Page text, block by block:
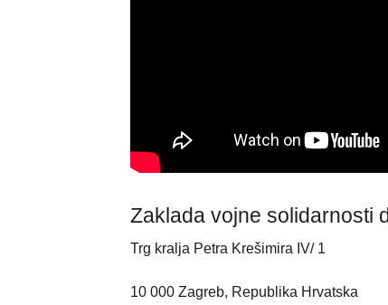
Zaklada vojne solidarnosti
Trg kralja Petra Krešimira IV/ 1
10 000 Zagreb, Republika Hrvatska